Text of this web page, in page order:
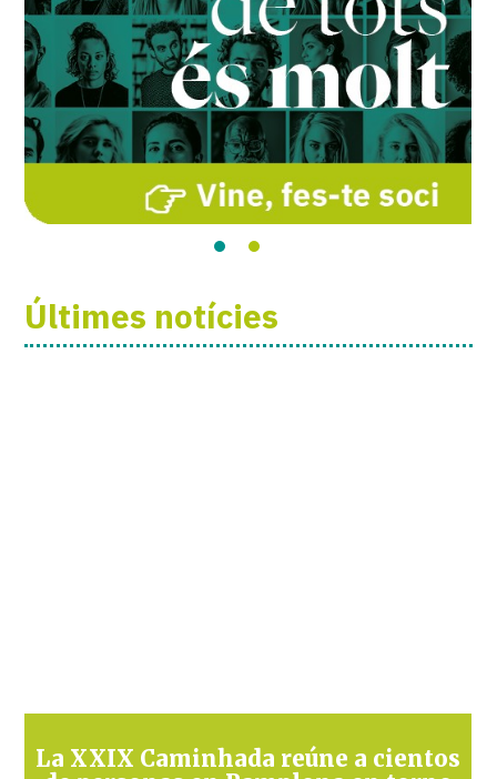
Últimes notícies
La XXIX Caminhada reúne a cientos